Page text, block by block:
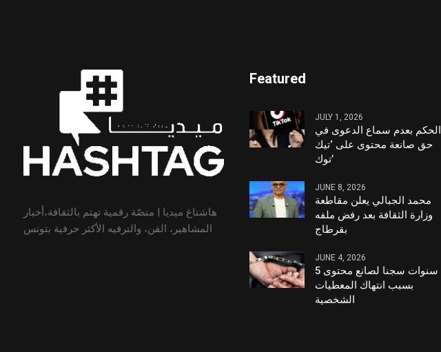
هاشتاغ ميديا | منصّة رقمية تهتم بالثقافة،أخبار
المشاهير، الفن، والترفيه الأكثر حرفية بتونس
Featured
JULY 1, 2026
الحكم بعدم سماع الدعوى في
حق صانعة محتوى على ‘تيك
توك’
JUNE 8, 2026
محمد الجبالي يعلن مقاطعة
وزارة الثقافة بعد رفض ملفه
بقرطاج
JUNE 4, 2026
5 سنوات سجنا لصانع محتوى
بسبب انتهاك المعطيات
الشخصية